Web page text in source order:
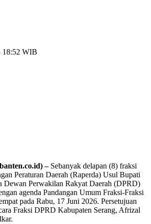
18:52 WIB
–Sebanyak delapan (8) fraksi
Peraturan Daerah (Raperda) Usul Bupati
Dewan Perwakilan Rakyat Daerah (DPRD)
agenda Pandangan Umum Fraksi-Fraksi
pada Rabu, 17 Juni 2026. Persetujuan
Fraksi DPRD Kabupaten Serang, Afrizal